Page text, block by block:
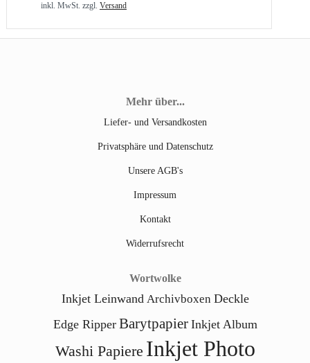
inkl. MwSt. zzgl. Versand
Mehr über...
Liefer- und Versandkosten
Privatsphäre und Datenschutz
Unsere AGB's
Impressum
Kontakt
Widerrufsrecht
Wortwolke
Inkjet Leinwand Archivboxen Deckle
Edge Ripper Barytpapier Inkjet Album
Washi Papiere Inkjet Photo